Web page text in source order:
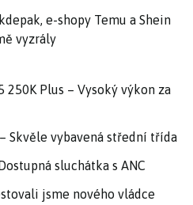
e-shopy Temu a Shein
vyzrály
250K Plus – Vysoký výkon za
Skvěle vybavená střední třída
sluchátka s ANC
jsme nového vládce